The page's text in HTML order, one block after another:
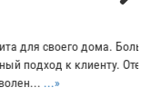
своего дома. Больше
к клиенту. Отец
...»